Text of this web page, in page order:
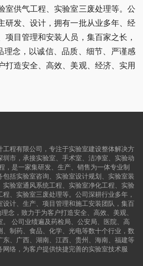
室供气工程、实验室三废处理等。公
研发、设计，拥有一批从业多年、经
项目管理和安装人员，集百家之长，
理念，以诚信、品质、细节、严谨感
打造安全、高效、美观、经济、实用
程有限公司，专注于实验室建设整体解决方
市，承接实验室、手术室、洁净室、实验动
，是一家集研发、生产、销售为一体专业制
括实验室咨询、实验室设计规划、实验室装
验室通风系统工程、实验室净化工程、实验
、实验室三废处理等。公司深耕行业多年，
计、生产、项目管理和施工安装团队，集百
念，致力于为客户打造安全、高效、美观、
公司业绩遍及药检局、公安局、医院、高
制药、食品、化学、光电等数十个行业，数
、广西、湖南、江西、贵州、海南、福建等
络，为客户提供快捷完善的实验室技术服